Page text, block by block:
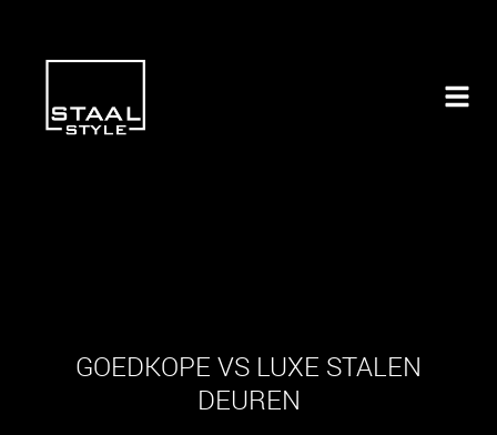
GOEDKOPE VS LUXE STALEN
DEUREN